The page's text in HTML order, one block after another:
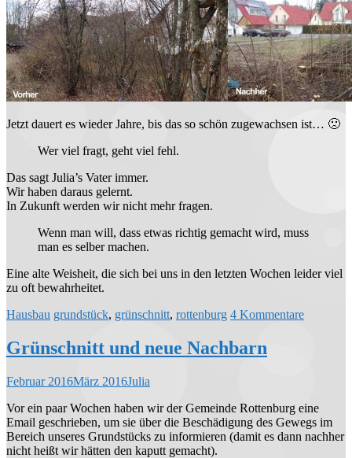
Jetzt dauert es wieder Jahre, bis das so schön zugewachsen ist… 🙁
Wer viel fragt, geht viel fehl.
Das sagt Julia’s Vater immer.
Wir haben daraus gelernt.
In Zukunft werden wir nicht mehr fragen.
Wenn man will, dass etwas richtig gemacht wird, muss
man es selber machen.
Eine alte Weisheit, die sich bei uns in den letzten Wochen leider viel
zu oft bewahrheitet.
Hausbau grundstück, grünschnitt, rottenburg 4 Kommentare
Grünschnitt und neue Nachbarn
Februar 2016März 2016Julia
Vor ein paar Wochen haben wir der Gemeinde Rottenburg eine
Email geschrieben, um sie über die Beschädigung des Gewegs im
Bereich unseres Grundstücks zu informieren (damit es dann nachher
nicht heißt wir hätten den kaputt gemacht).